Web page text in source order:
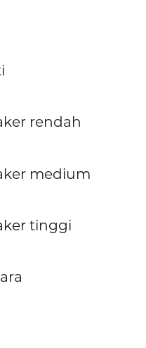
rendah
medium
tinggi